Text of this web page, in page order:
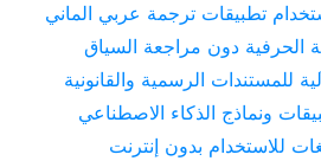
الحرفية دون مراجعة السياق
للمستندات الرسمية والقانونية
ونماذج الذكاء الاصطناعي
للاستخدام بدون إنترنت